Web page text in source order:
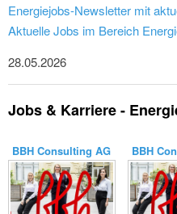
Energiejobs-Newsletter mit
Aktuelle Jobs im Bereich
28.05.2026
Jobs & Karriere -
BBH Consulting AG BBH